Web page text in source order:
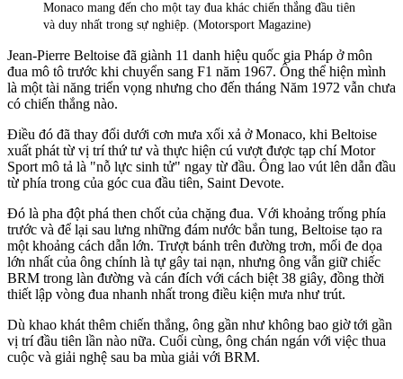
Monaco mang đến cho một tay đua khác chiến thắng đầu tiên
và duy nhất trong sự nghiệp. (Motorsport Magazine)
Jean-Pierre Beltoise đã giành 11 danh hiệu quốc gia Pháp ở môn
đua mô tô trước khi chuyển sang F1 năm 1967. Ông thể hiện mình
là một tài năng triển vọng nhưng cho đến tháng Năm 1972 vẫn chưa
có chiến thắng nào.
Điều đó đã thay đổi dưới cơn mưa xối xả ở Monaco, khi Beltoise
xuất phát từ vị trí thứ tư và thực hiện cú vượt được tạp chí Motor
Sport mô tả là "nỗ lực sinh tử" ngay từ đầu. Ông lao vút lên dẫn đầu
từ phía trong của góc cua đầu tiên, Saint Devote.
Đó là pha đột phá then chốt của chặng đua. Với khoảng trống phía
trước và để lại sau lưng những đám nước bắn tung, Beltoise tạo ra
một khoảng cách dẫn lớn. Trượt bánh trên đường trơn, mối đe dọa
lớn nhất của ông chính là tự gây tai nạn, nhưng ông vẫn giữ chiếc
BRM trong làn đường và cán đích với cách biệt 38 giây, đồng thời
thiết lập vòng đua nhanh nhất trong điều kiện mưa như trút.
Dù khao khát thêm chiến thắng, ông gần như không bao giờ tới gần
vị trí đầu tiên lần nào nữa. Cuối cùng, ông chán ngán với việc thua
cuộc và giải nghệ sau ba mùa giải với BRM.